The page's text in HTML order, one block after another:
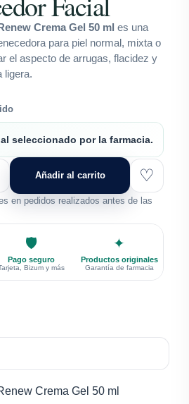
Crema Gel 50 ml es una
para piel normal, mixta o
el aspecto de arrugas, flacidez y
ligera.
seleccionado por la farmacia.
Añadir al carrito ♡
en pedidos realizados antes de las
🛡
Pago seguro
Bizum y más
✦
Productos originales
Garantía de farmacia
Crema Gel 50 ml